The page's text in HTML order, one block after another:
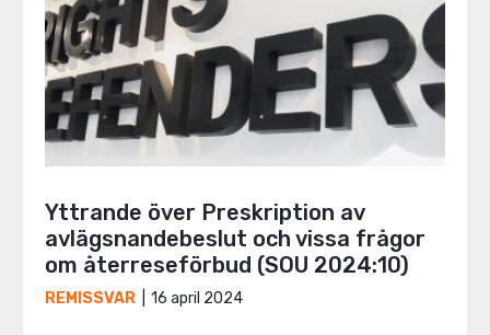
Yttrande över Preskription av
avlägsnandebeslut och vissa frågor
om återreseförbud (SOU 2024:10)
REMISSVAR 16 april 2024